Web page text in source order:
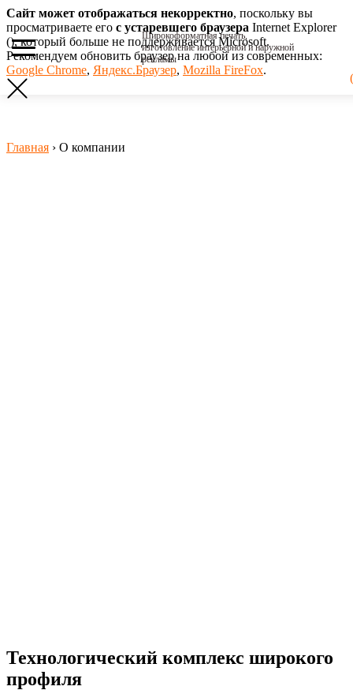
Сайт может отображаться некорректно, поскольку вы
просматриваете его с устаревшего браузера Internet Explorer
(), который больше не поддерживается Microsoft.
Рекомендуем обновить браузер на любой из современных:
Google Chrome, Яндекс.Браузер, Mozilla FireFox.
Широкоформатная печать,
изготовление интерьерной и наружной
рекламы
Главная › О компании
Технологический комплекс широкого
профиля